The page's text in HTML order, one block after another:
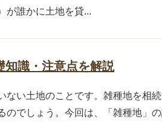
が誰かに土地を貸...
知識・注意点を解説
ない土地のことです。雑種地を相
でしょう。今回は、「雑種地」